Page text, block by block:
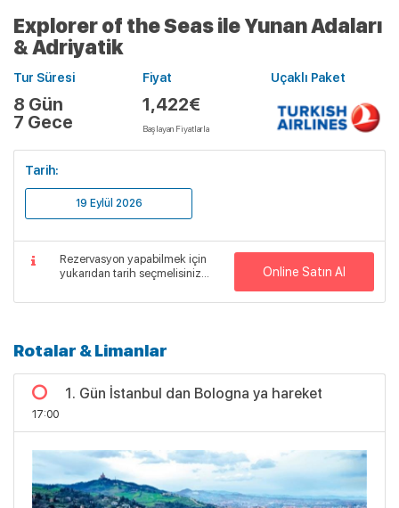
Explorer of the Seas ile Yunan Adaları
& Adriyatik
Tur Süresi
8 Gün
7 Gece
Fiyat
1,422€
Başlayan Fiyatlarla
Uçaklı Paket
Tarih:
19 Eylül 2026
Rezervasyon yapabilmek için
yukarıdan tarih seçmelisiniz...
Online Satın Al
Rotalar & Limanlar
1. Gün İstanbul dan Bologna ya hareket
17:00